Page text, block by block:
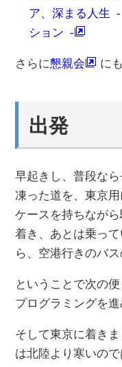
ア、深まる人生
ション -
さらに懇親会 に
出発
早起きし、普段な
凍った道を、東京
ケースを持ちなが
着き、あとは乗っ
ら、空港行きのバ
ということで次の
プログラミングを
そして東京に着き
は北陸より寒いの